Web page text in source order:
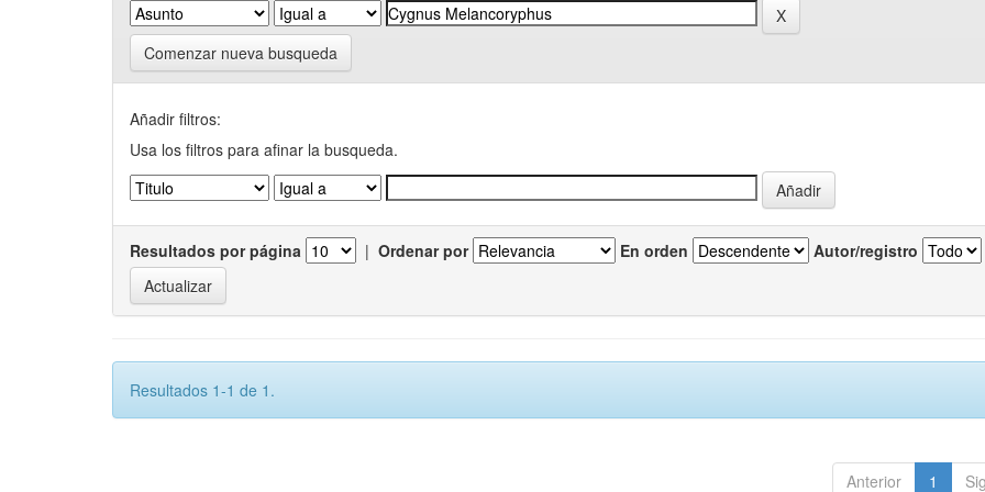
Comenzar nueva busqueda
Añadir filtros:
Usa los filtros para afinar la busqueda.
Resultados por página | Ordenar por En orden Autor/registro
Resultados 1-1 de 1.
Anterior 1